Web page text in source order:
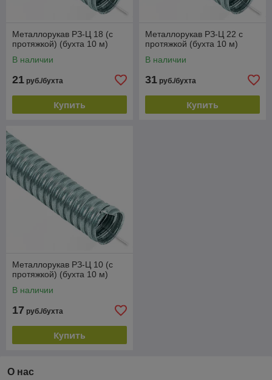
Металлорукав РЗ-Ц 18 (с
протяжкой) (бухта 10 м)
В наличии
21 руб./бухта
Купить
Металлорукав РЗ-Ц 22 с
протяжкой (бухта 10 м)
В наличии
31 руб./бухта
Купить
Металлорукав РЗ-Ц 10 (с
протяжкой) (бухта 10 м)
В наличии
17 руб./бухта
Купить
О нас